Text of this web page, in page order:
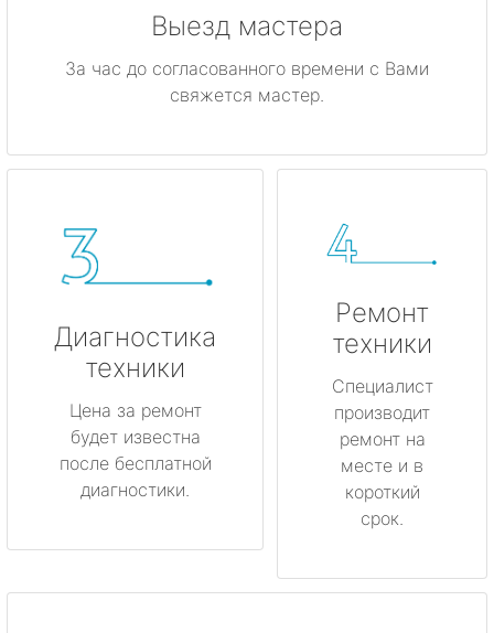
Выезд мастера
За час до согласованного времени с Вами
свяжется мастер.
Диагностика
техники
Цена за ремонт
будет известна
после бесплатной
диагностики.
Ремонт
техники
Специалист
производит
ремонт на
месте и в
короткий
срок.